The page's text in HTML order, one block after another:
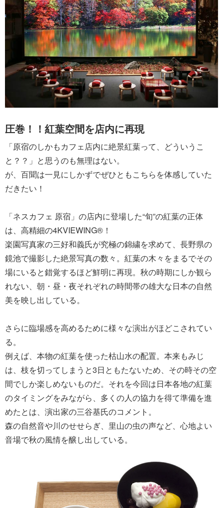
圧巻！！紅葉空間を店内に再現
「原宿のしかもカフェ店内に絶景紅葉って、どういうこ
と？？」と思うのも無理はない。
が、百聞は一見にしかずでぜひともこちらを体感していた
だきたい！
「ネスカフェ 原宿」の店内に登場した“旬”の紅葉の正体
は、高精細の4KVIEWING®！
楽園写真家の三好和義氏が究極の錦繍を求めて、長野県の
鏡池で撮影した絶景写真の数々。紅葉の木々をまるでその
場にいると錯覚するほど鮮明に再現。秋の時期にしか観ら
れない、朝・昼・夜それぞれの時間帯の雄大な日本の自然
美を映し出している。
さらに臨場感を高めるために様々な演出がほどこされてい
る。
例えば、本物の紅葉を使った枯山水の配置。本来もみじ
は、枝を切ってしまうと3日ともたないため、その時その空
間でしか楽しめないものだ。それを今回は日本各地の紅葉
のタイミングをみながら、多くの人の協力を得て準備を進
めたとは、演出家の三谷基氏のコメント。
森の自然音や川のせせらぎ、里山の虫の声など、心地よい
音場で秋の風情を醸し出している。